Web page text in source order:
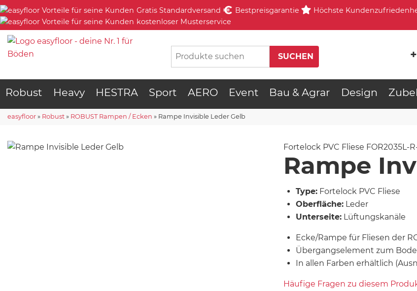
Gratis Standardversand Bestpreisgarantie
Höchste
kostenloser Musterservice
Robust Heavy HESTRA Sport AERO Event Bau & Agrar Design
easyfloor » Robust » ROBUST Rampen / Ecken » Rampe Invisible Leder Gelb
Fortelock PVC Fliese FOR2035L-
Rampe
Type: Fortelock PVC Fliese
Oberfläche: Leder
Unterseite: Lüftungskanäle
Ecke/Rampe für Fliesen der
Übergangselement zum
In allen Farben erhältlich
Häufige Fragen zu diesem